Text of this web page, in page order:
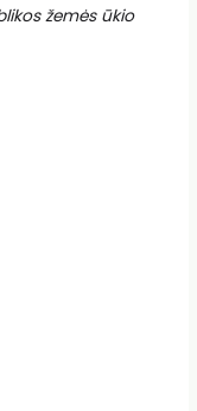
žemės ūkio